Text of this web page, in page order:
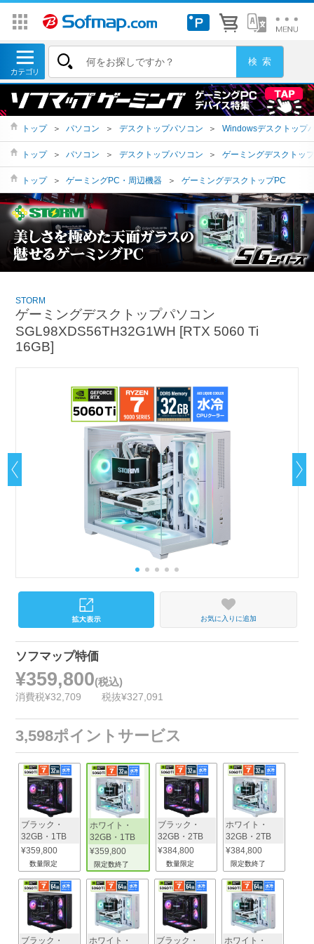
トップ ＞ パソコン ＞ デスクトップパソコン ＞ Windowsデスクトップ
トップ ＞ パソコン ＞ デスクトップパソコン ＞ ゲーミングデスクトッ
トップ ＞ ゲーミングPC・周辺機器 ＞ ゲーミングデスクトップPC
STORM
ゲーミングデスクトップパソコン
SGL98XDS56TH32G1WH [RTX 5060 Ti
16GB]
お気に入りに追加
ソフマップ特価
¥359,800(税込)
消費税¥32,709 税抜¥327,091
3,598ポイントサービス
ブラック・
32GB・1TB
¥359,800
数量限定
ホワイト・
32GB・1TB
¥359,800
限定数終了
ブラック・
32GB・2TB
¥384,800
数量限定
ホワイト・
32GB・2TB
¥384,800
限定数終了
ブラック・ ホワイト・ ブラック・ ホワイト・